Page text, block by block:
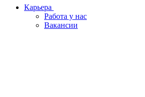
Карьера
Работа у нас
Вакансии